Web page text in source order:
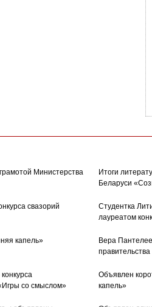
Министерства
Итоги
Беларуси
свазорий
Студентка
лауреатом
капель»
Вера
со смыслом»
Объявлен
капель»